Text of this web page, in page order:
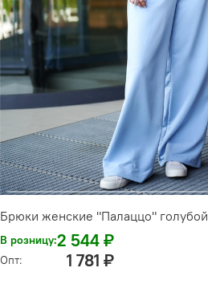
Брюки женские "Палаццо" голубой
В розницу:2 544 ₽
Опт: 1 781 ₽